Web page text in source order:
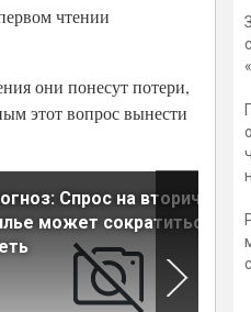
чтении
они понесут потери,
этот вопрос вынести
Спрос на вторичное
может сократиться на